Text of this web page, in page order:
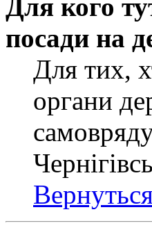
Для кого
посади на
Для тих,
органи